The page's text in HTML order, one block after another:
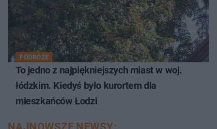
PODRÓŻE
To jedno z najpiękniejszych miast w woj.
łódzkim. Kiedyś było kurortem dla
mieszkańców Łodzi